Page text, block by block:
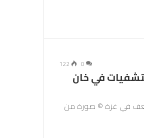
0
122
في خان
2024 – 11:35آخر تحديث: 25/01/2024 – 13:39 01:42 مسعف في غزة © صورة من